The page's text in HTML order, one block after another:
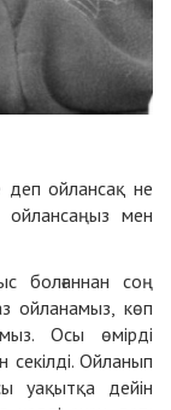
деп ойлансақ не
ойлансаңыз мен
болғаннан соң
ойланамыз, көп
Осы өмірді
Ойланып
уақытқа дейін